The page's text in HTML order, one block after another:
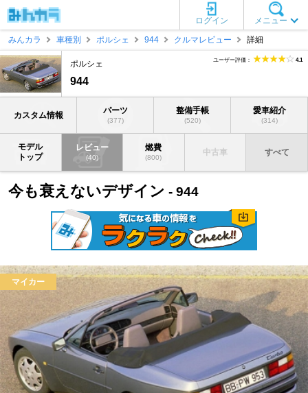
メニュー
ログイン
みんカラ
車種別 ポルシェ 944 クルマレビュー 詳細
ポルシェ
944
ユーザー評価： 4.1
カスタム情報 パーツ
(377)
整備手帳
(520)
愛車紹介
(314)
モデル
トップ
レビュー
(40)
燃費
(800)
中古車 すべて
今も衰えないデザイン - 944
マイカー